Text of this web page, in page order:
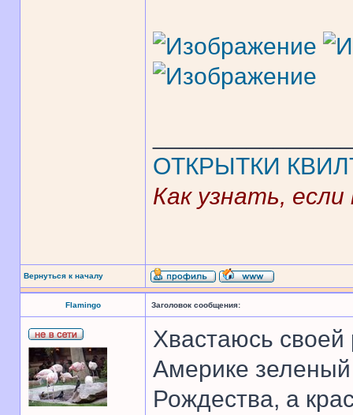
ОТКРЫТКИ
Как узнать,
Вернуться к началу
Flamingo Заголовок сообщения:
Хвастаюсь своей
Америке
Рождества, а